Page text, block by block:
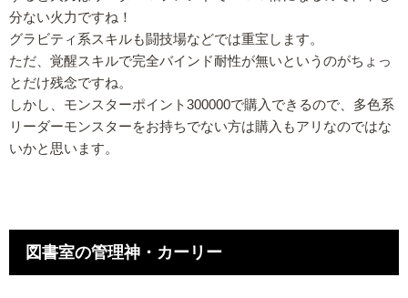
分ない火力ですね！
グラビティ系スキルも闘技場などでは重宝します。
ただ、覚醒スキルで完全バインド耐性が無いというのがちょっ
とだけ残念ですね。
しかし、モンスターポイント300000で購入できるので、多色系
リーダーモンスターをお持ちでない方は購入もアリなのではな
いかと思います。
図書室の管理神・カーリー